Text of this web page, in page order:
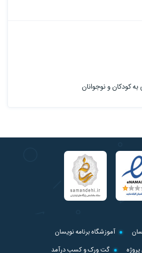
کودکان و نوجوانان
آموزشگاه برنامه نویسان
گت ورک و کسب درآمد